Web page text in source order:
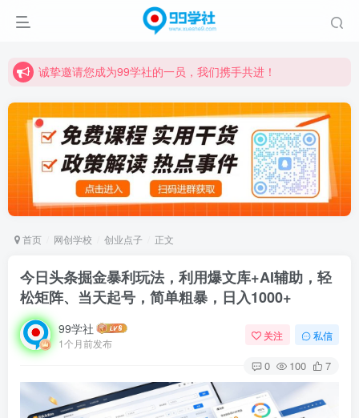
诚挚邀请您成为99学社的一员，我们携手共进！
诚挚邀请您成为99学社的一员，我们携手共进！
学习路上不孤独，99学社与你同行！分享全网优质VIP资源，炒股教程、创业教程、网络营销教程、自媒体短视频教程等，长期更新各大精品创业项目！
首页 网创学校 创业点子 正文
今日头条掘金暴利玩法，利用爆文库+AI辅助，轻
松矩阵、当天起号，简单粗暴，日入1000+
99学社
1个月前发布
关注 私信
0 100 7